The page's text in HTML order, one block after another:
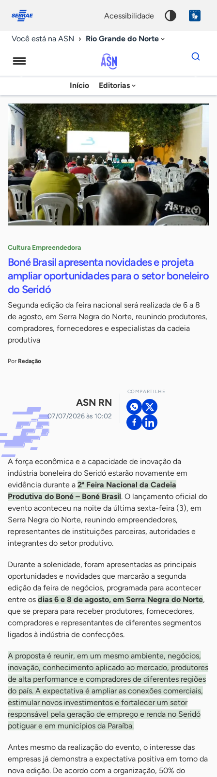
conosco
acessibilidade
Você está na ASN Rio Grande do Norte
Agência
Sebrae
de
Notícias
Início Editorias
Dados
para
chave
Cultura Empreendedora
Boné Brasil apresenta novidades e projeta
ampliar oportunidades para o setor boneleiro
do Seridó
Segunda edição da feira nacional será realizada de 6 a 8
de agosto, em Serra Negra do Norte, reunindo produtores,
compradores, fornecedores e especialistas da cadeia
produtiva
Por Redação
ASN RN
07/07/2026 às 10:02
COMPARTILHE
A força econômica e a capacidade de inovação da
indústria boneleira do Seridó estarão novamente em
evidência durante a 2ª Feira Nacional da Cadeia
Produtiva do Boné – Boné Brasil. O lançamento oficial do
evento aconteceu na noite da última sexta-feira (3), em
Serra Negra do Norte, reunindo empreendedores,
representantes de instituições parceiras, autoridades e
integrantes do setor produtivo.
Durante a solenidade, foram apresentadas as principais
oportunidades e novidades que marcarão a segunda
edição da feira de negócios, programada para acontecer
entre os dias 6 e 8 de agosto, em Serra Negra do Norte,
que se prepara para receber produtores, fornecedores,
compradores e representantes de diferentes segmentos
ligados à indústria de confecções.
A proposta é reunir, em um mesmo ambiente, negócios,
inovação, conhecimento aplicado ao mercado, produtores
de alta performance e compradores de diferentes regiões
do país. A expectativa é ampliar as conexões comerciais,
estimular novos investimentos e fortalecer um setor
responsável pela geração de emprego e renda no Seridó
potiguar e em municípios da Paraíba.
Antes mesmo da realização do evento, o interesse das
empresas já demonstra a expectativa positiva em torno da
nova edição. De acordo com a organização, 50% do